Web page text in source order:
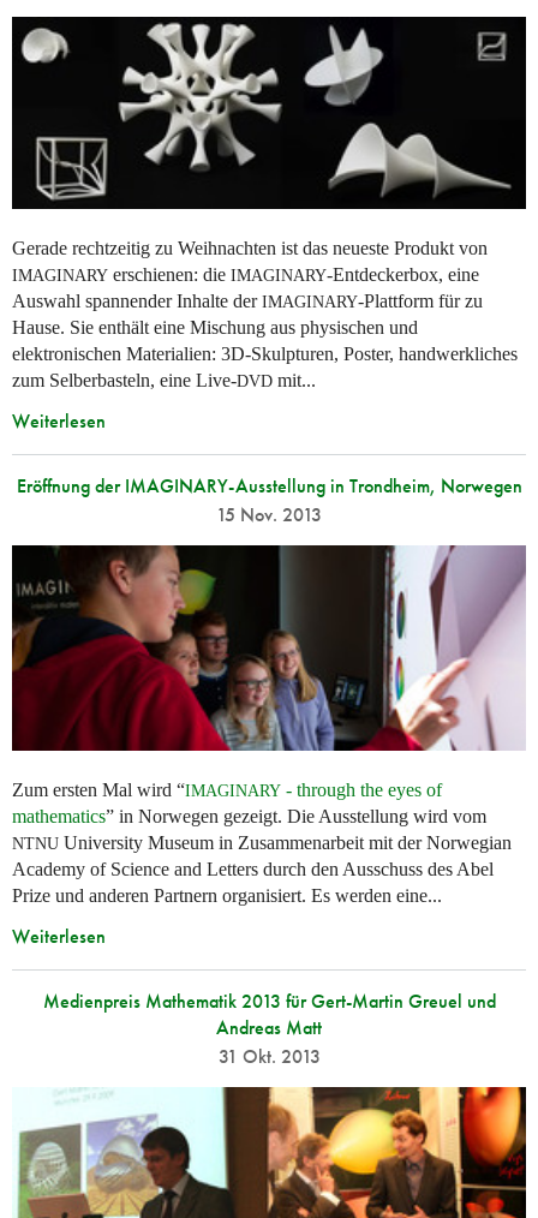
Gerade rechtzeitig zu Weihnachten ist das neueste Produkt von
IMAGINARY erschienen: die IMAGINARY-Entdeckerbox, eine
Auswahl spannender Inhalte derIMAGINARY-Plattform für zu
Hause. Sie enthält eine Mischung aus physischen und
elektronischen Materialien: 3D-Skulpturen, Poster, handwerkliches
zum Selberbasteln, eine Live-DVD mit...
Weiterlesen
Eröffnung der IMAGINARY-Ausstellung in Trondheim, Norwegen
15 Nov. 2013
Zum ersten Mal wird “IMAGINARY - through the eyes of
mathematics” in Norwegen gezeigt. Die Ausstellung wird vom
NTNU University Museum in Zusammenarbeit mit der Norwegian
Academy of Science and Letters durch den Ausschuss des Abel
Prize und anderen Partnern organisiert. Es werden eine...
Weiterlesen
Medienpreis Mathematik 2013 für Gert-Martin Greuel und
Andreas Matt
31 Okt. 2013